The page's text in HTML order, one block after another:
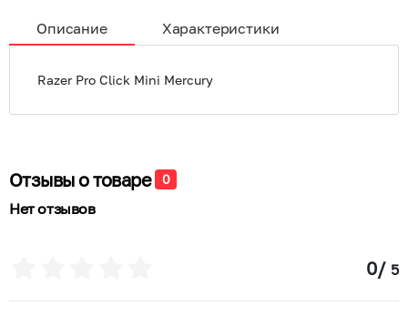
Описание Характеристики
Razer Pro Click Mini Mercury
Отзывы о товаре 0
Нет отзывов
0/ 5